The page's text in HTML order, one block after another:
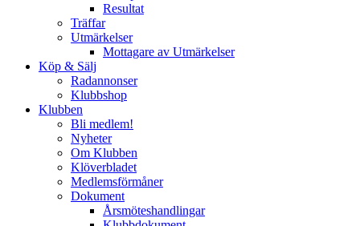
Resultat
Träffar
Utmärkelser
Mottagare av Utmärkelser
Köp & Sälj
Radannonser
Klubbshop
Klubben
Bli medlem!
Nyheter
Om Klubben
Klöverbladet
Medlemsförmåner
Dokument
Årsmöteshandlingar